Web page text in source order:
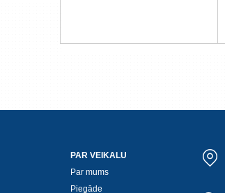
PAR VEIKALU
Par mums
Piegāde